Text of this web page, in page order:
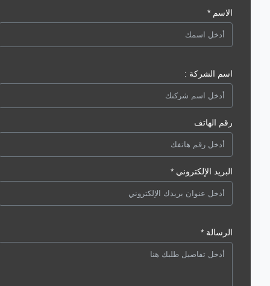
الاسم *
اسم الشركة :
رقم الهاتف
البريد الإلكتروني *
الرسالة *